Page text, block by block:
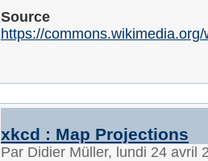
https://
xkcd : Map Projections
Par Didier Müller, lundi 24 avril